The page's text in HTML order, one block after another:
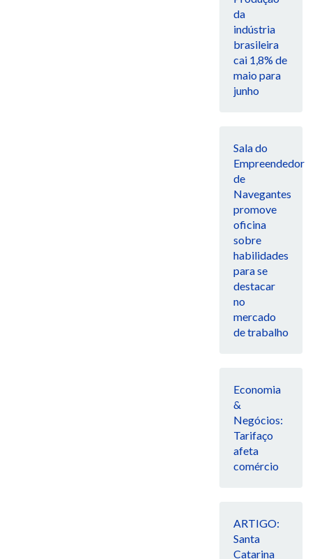
da
indústria
brasileira
cai 1,8% de
maio para
junho
Sala do
Empreendedor
de
Navegantes
promove
oficina
sobre
habilidades
para se
destacar
no
mercado
de trabalho
Economia
&
Negócios:
Tarifaço
afeta
comércio
ARTIGO:
Santa
Catarina